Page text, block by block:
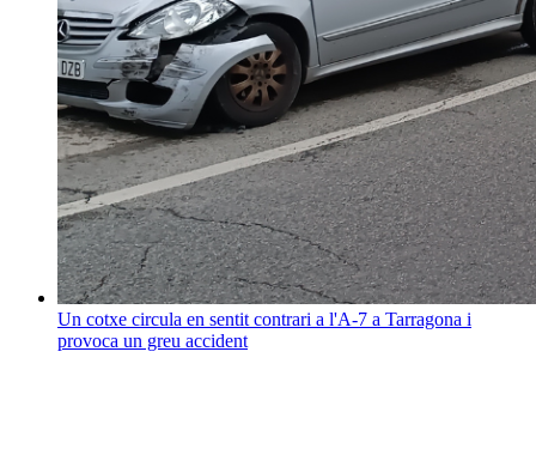
Un cotxe circula en sentit contrari a l'A-7 a Tarragona i
provoca un greu accident